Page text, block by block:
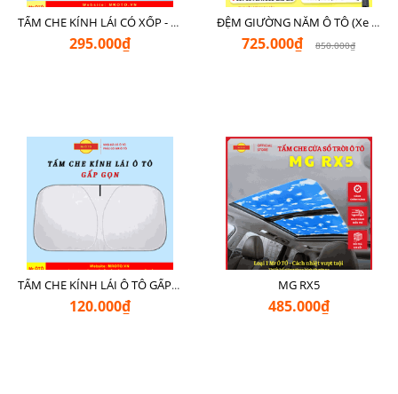
TẤM CHE KÍNH LÁI CÓ XỐP - LOẠI XỊN CHE NGOÀI MR Ô TÔ
295.000₫
ĐỆM GIƯỜNG NẰM Ô TÔ (Xe 7 Chỗ SUV + Pickup + Sedan C - D)
725.000₫ 850.000₫
TẤM CHE KÍNH LÁI Ô TÔ GẤP GỌN
120.000₫
MG RX5
485.000₫